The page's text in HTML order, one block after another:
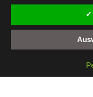
FACEBOOK
© cookiteasy.at by Simone
✓